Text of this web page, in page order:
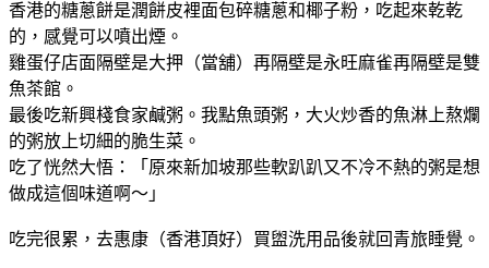
香港的糖蔥餅是潤餅皮裡面包碎糖蔥和椰子粉，吃起來乾乾
的，感覺可以噴出煙。
雞蛋仔店面隔壁是大押（當舖）再隔壁是永旺麻雀再隔壁是雙
魚茶館。
最後吃新興棧食家鹹粥。我點魚頭粥，大火炒香的魚淋上熬爛
的粥放上切細的脆生菜。
吃了恍然大悟：「原來新加坡那些軟趴趴又不冷不熱的粥是想
做成這個味道啊～」
吃完很累，去惠康（香港頂好）買盥洗用品後就回青旅睡覺。